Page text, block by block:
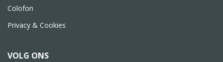
Colofon
Privacy & Cookies
VOLG ONS